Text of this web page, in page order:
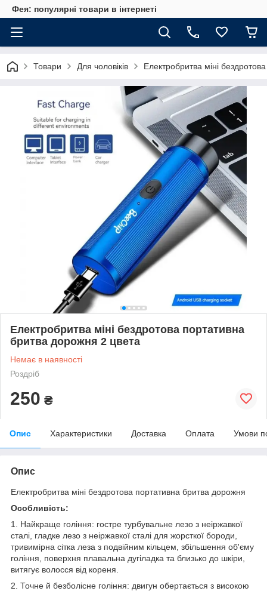
Фея: популярні товари в інтернеті
Товари Для чоловіків Електробритва міні
Електробритва міні бездротова портативна
бритва дорожня 2 цвета
Немає в наявності
Роздріб
250 ₴
Опис Характеристики Доставка Оплата Умови
Опис
Електробритва міні бездротова портативна бритва дорожня
Особливість:
1. Найкраще гоління: гостре турбувальне лезо з неіржавкої
сталі, гладке лезо з неіржавкої сталі для жорсткої бороди,
тривимірна сітка леза з подвійним кільцем, збільшення об'єму
гоління, поверхня плавальна дугіладка та близько до шкіри,
витягує волосся від кореня.
2. Точне й безболісне гоління: двигун обертається з високою